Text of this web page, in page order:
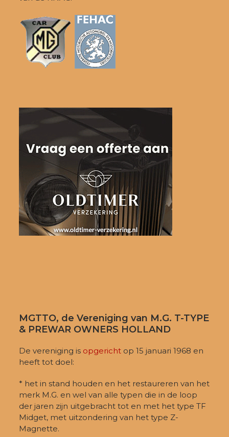
MGTTO, de Vereniging van M.G. T-TYPE
& PREWAR OWNERS HOLLAND
De vereniging is opgericht op 15 januari 1968 en
heeft tot doel:
* het in stand houden en het restaureren van het
merk M.G. en wel van alle typen die in de loop
der jaren zijn uitgebracht tot en met het type TF
Midget, met uitzondering van het type Z-
Magnette.